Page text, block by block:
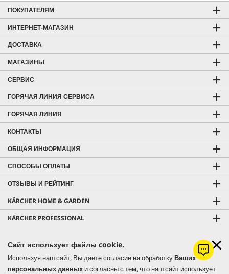
Сайт использует файлы cookie.
Используя наш сайт, Вы даете согласие на обработкуВаших
персональных данных и согласны с тем, что наш сайт использует
ПОКУПАТЕЛЯМ
ИНТЕРНЕТ-МАГАЗИН
ДОСТАВКА
МАГАЗИНЫ
СЕРВИС
ГОРЯЧАЯ ЛИНИЯ СЕРВИСА
ГОРЯЧАЯ ЛИНИЯ
КОНТАКТЫ
ОБЩАЯ ИНФОРМАЦИЯ
СПОСОБЫ ОПЛАТЫ
ОТЗЫВЫ И РЕЙТИНГ
KÄRCHER HOME & GARDEN
KÄRCHER PROFESSIONAL
© 2026 Керхер Украина | Kärcher Ukraine - официальное